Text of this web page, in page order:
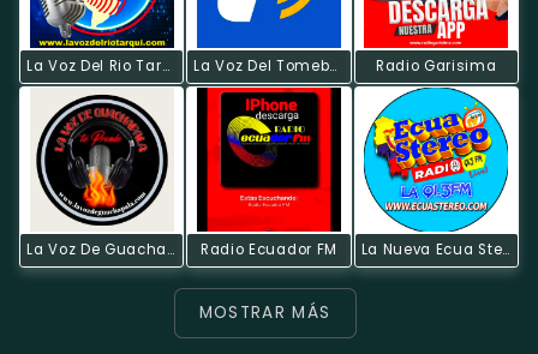
La Voz Del Rio Tarqui La Voz Del Tomebamba Radio Garisima
La Voz De Guachapala Radio Ecuador FM La Nueva Ecua Stereo
MOSTRAR MÁS